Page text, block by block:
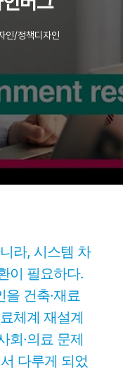
인/정책디자인
라, 시스템 차
이 필요하다.
건축·재료
체계 재설계
회·의료 문제
다루게 되었